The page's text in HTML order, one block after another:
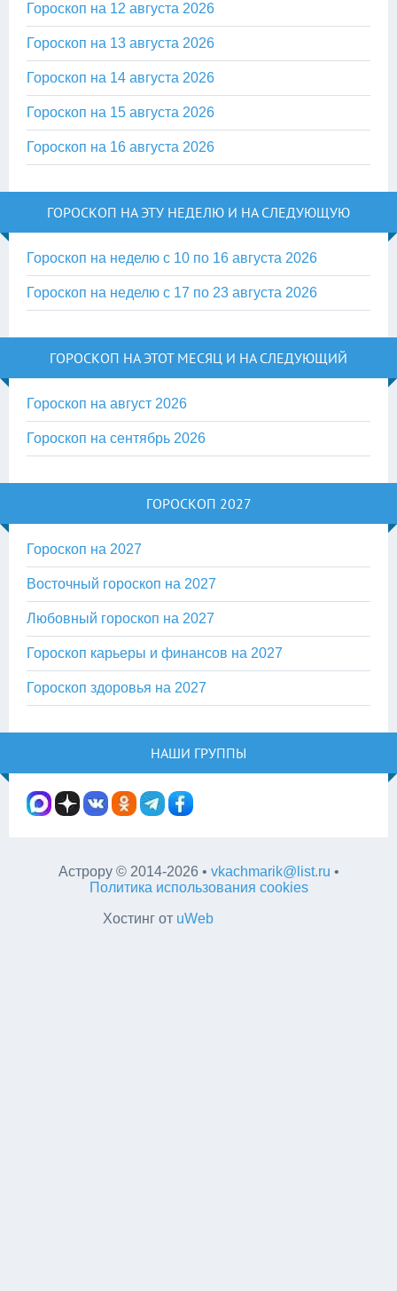
Гороскоп на 12 августа 2026
Гороскоп на 13 августа 2026
Гороскоп на 14 августа 2026
Гороскоп на 15 августа 2026
Гороскоп на 16 августа 2026
ГОРОСКОП НА ЭТУ НЕДЕЛЮ И НА СЛЕДУЮЩУЮ
Гороскоп на неделю с 10 по 16 августа 2026
Гороскоп на неделю с 17 по 23 августа 2026
ГОРОСКОП НА ЭТОТ МЕСЯЦ И НА СЛЕДУЮЩИЙ
Гороскоп на август 2026
Гороскоп на сентябрь 2026
ГОРОСКОП 2027
Гороскоп на 2027
Восточный гороскоп на 2027
Любовный гороскоп на 2027
Гороскоп карьеры и финансов на 2027
Гороскоп здоровья на 2027
НАШИ ГРУППЫ
Астрору ©2014-2026 • vkachmarik@list.ru •
Политика использования cookies
Хостинг от uWeb